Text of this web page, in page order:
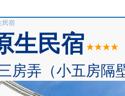
民宿
生民宿
房弄（小五房隔